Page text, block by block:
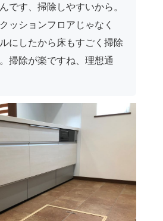
です、掃除しやすいから。
ッションフロアじゃなく
にしたから床もすごく掃除
掃除が楽ですね、理想通